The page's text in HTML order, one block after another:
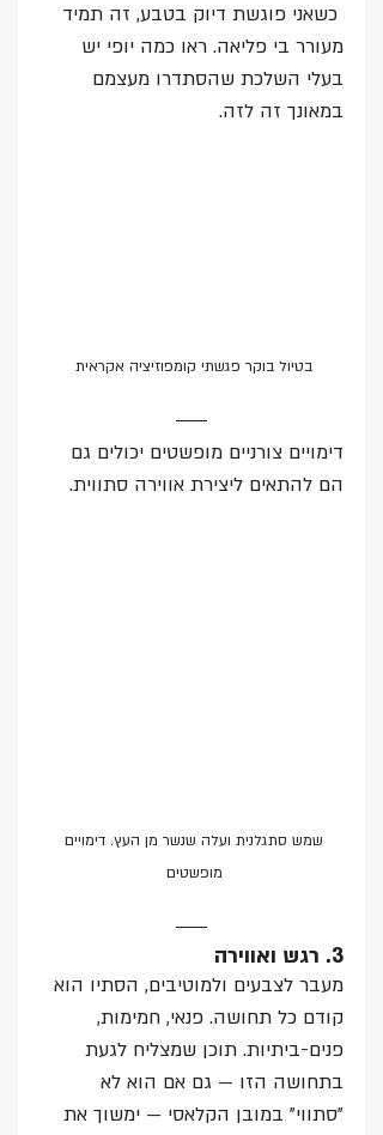
כשאני פוגשת דיוק בטבע, זה תמיד
מעורר בי פליאה. ראו כמה יופי יש
בעלי השלכת שהסתדרו מעצמם
במאונך זה לזה.
בטיול בוקר פגשתי קומפוזיציה אקראית
דימויים צורניים מופשטים יכולים גם
הם להתאים ליצירת אווירה סתווית.
שמש סתגלנית ועלה שנשר מן העץ. דימויים
מופשטים
3. רגש ואווירה
מעבר לצבעים ולמוטיבים, הסתיו הוא
קודם כל תחושה. פנאי, חמימות,
פנים-ביתיות. תוכן שמצליח לגעת
בתחושה הזו — גם אם הוא לא
"סתווי" במובן הקלאסי — ימשוך את